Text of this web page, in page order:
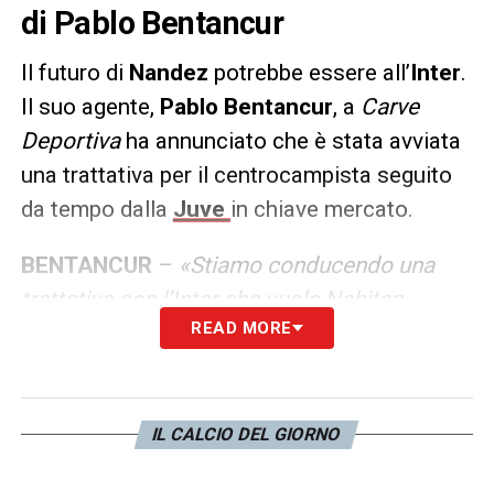
di Pablo Bentancur
Il futuro di Nandez potrebbe essere all’Inter.
Il suo agente, Pablo Bentancur, a Carve
Deportiva ha annunciato che è stata avviata
una trattativa per il centrocampista seguito
da tempo dalla Juve in chiave mercato.
BENTANCUR – «Stiamo conducendo una
trattativa con l’Inter che vuole Nahitan
Nandez, il suo contratto scade a metà del
ricevuto diverse chiamate, una anche
dall’Inter».
READ MORE
IL CALCIO DEL GIORNO